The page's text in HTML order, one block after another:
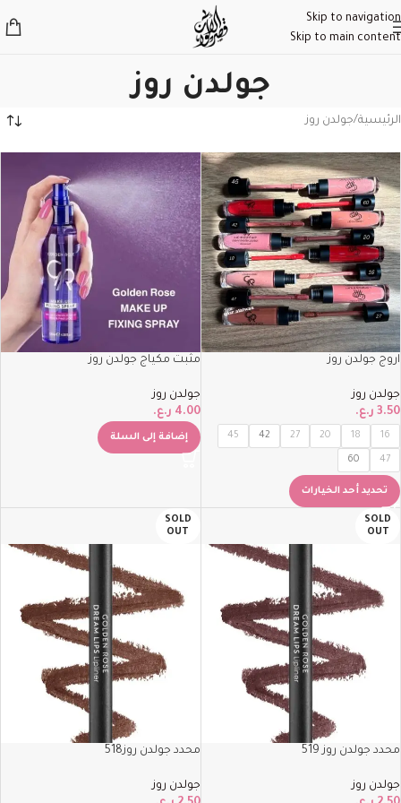
Skip to navigation
Skip to main content
جولدن روز
الرئيسية جولدن روز
اروج جولدن روز
جولدن روز
3.50 ر.ع.
16
18
20
27
42
45
47
60
تحديد أحد الخيارات
مثبت مكياج جولدن روز
جولدن روز
4.00 ر.ع.
إضافة إلى السلة
SOLD
OUT
محدد جولدن روز 519
جولدن روز
SOLD
OUT
محدد جولدن روز518
جولدن روز